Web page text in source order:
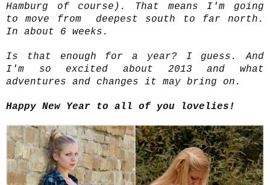
Hamburg of course). That means I'm going
to move from deepest south to far north.
In about 6 weeks.
Is that enough for a year? I guess. And
I'm so excited about 2013 and what
adventures and changes it may bring on.
Happy New Year to all of you lovelies!